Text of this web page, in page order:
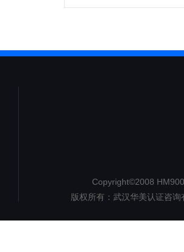
Copyright©2008
版权所有：武汉华美认证咨